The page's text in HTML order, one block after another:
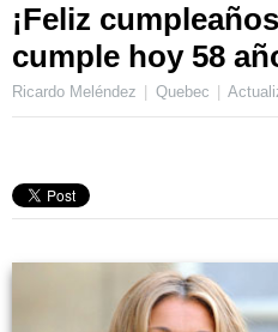
¡Feliz
cumple hoy 58
Ricardo Meléndez Quebec